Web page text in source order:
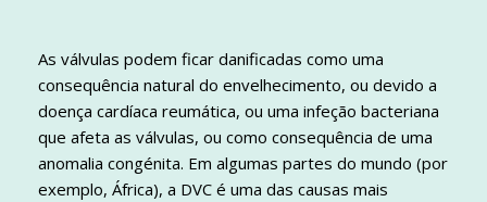
As válvulas podem ficar danificadas como uma
consequência natural do envelhecimento, ou devido a
doença cardíaca reumática, ou uma infeção bacteriana
que afeta as válvulas, ou como consequência de uma
anomalia congénita. Em algumas partes do mundo (por
exemplo, África), a DVC é uma das causas mais